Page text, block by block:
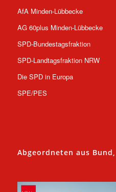
AfA Minden-Lübbecke
AG 60plus Minden-Lübbecke
SPD-Bundestagsfraktion
SPD-Landtagsfraktion NRW
Die SPD in Europa
SPE/PES
Abgeordneten aus